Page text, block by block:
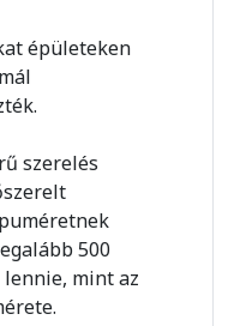
épületeken
szerelés
500
mint az